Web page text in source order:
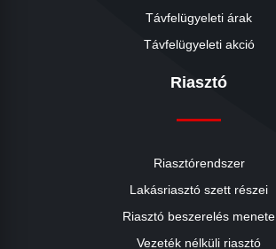
Távfelügyeleti árak
Távfelügyeleti akció
Riasztó
Riasztórendszer
Lakásriasztó szett részei
Riasztó beszerelés menete
Vezeték nélküli riasztó